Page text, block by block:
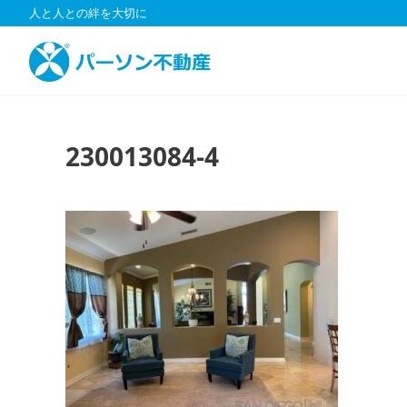
ン
人と人との絆を大切に
230013084-4